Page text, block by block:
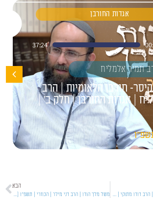
אגדות החורבן
37:24
תמיר אלמליח
חורבן הלאומיות | הרב
| אגדות החורבן | חלק ב' |
לעולם יהא אדם ענוותן כהלל | הרב דודו מתוקי | סוגיות בעין איה | תשפ"ו [7]
הבא
משל מלך הודו | הרב דני מילר | הכוזרי | תשפ"ו [12]